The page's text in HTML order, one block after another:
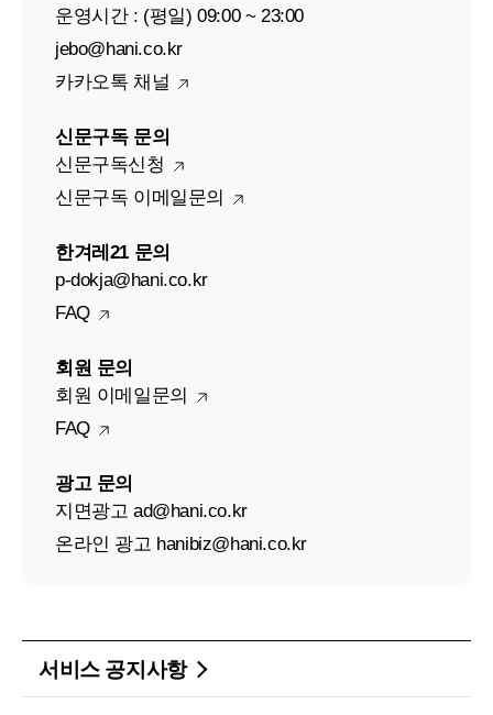
운영시간 : (평일) 09:00 ~ 23:00
jebo@hani.co.kr
카카오톡 채널
신문구독 문의
신문구독신청
신문구독 이메일문의
한겨레21 문의
p-dokja@hani.co.kr
FAQ
회원 문의
회원 이메일문의
FAQ
광고 문의
지면광고 ad@hani.co.kr
온라인 광고 hanibiz@hani.co.kr
서비스 공지사항